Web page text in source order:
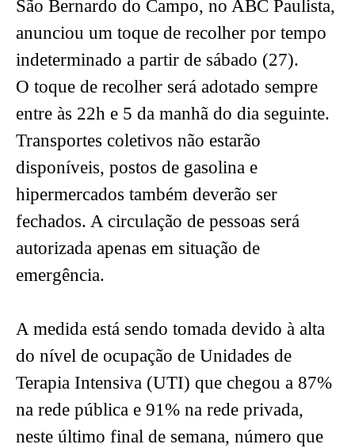
São Bernardo do Campo, no ABC Paulista,
anunciou um toque de recolher por tempo
indeterminado a partir de sábado (27).
O toque de recolher será adotado sempre
entre às 22h e 5 da manhã do dia seguinte.
Transportes coletivos não estarão
disponíveis, postos de gasolina e
hipermercados também deverão ser
fechados. A circulação de pessoas será
autorizada apenas em situação de
emergência.
A medida está sendo tomada devido à alta
do nível de ocupação de Unidades de
Terapia Intensiva (UTI) que chegou a 87%
na rede pública e 91% na rede privada,
neste último final de semana, número que